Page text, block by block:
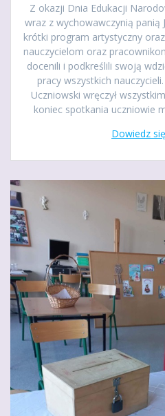
Z okazji Dnia Edukacji
wraz z wychowawczynią panią
krótki program artystyczny
nauczycielom oraz
docenili i podkreślili swoją
pracy wszystkich
Uczniowski wręczył
koniec spotkania uczniowie
Dowiedz